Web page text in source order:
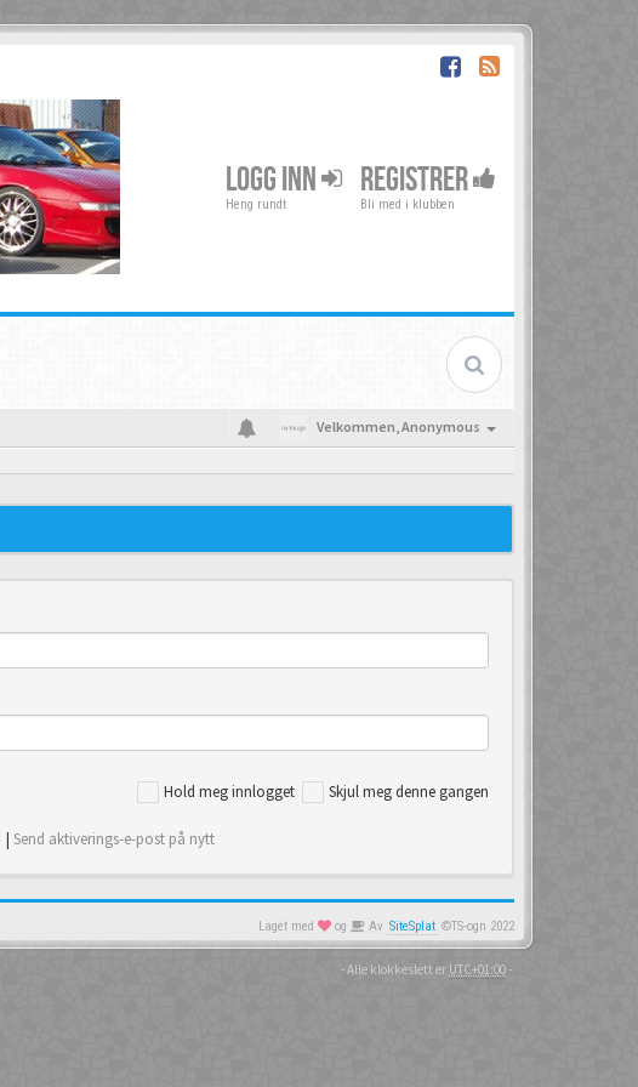
LOGG INN
Heng rundt
REGISTRER
Bli med i klubben
Velkommen,Anonymous
Hold meg innlogget Skjul meg denne gangen
| Send aktiverings-e-post på nytt
Laget med og Av SiteSplat ©TS-ogn 2022
- Alle klokkeslett er UTC+01:00-